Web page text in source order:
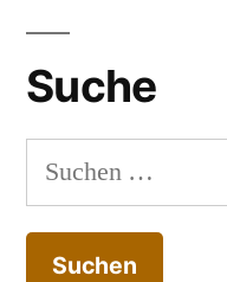
Suche
Suchen
nach: